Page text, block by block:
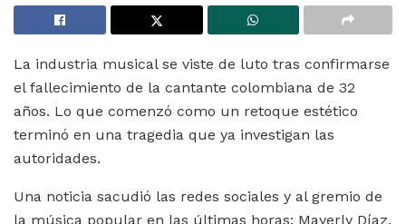
La industria musical se viste de luto tras confirmarse
el fallecimiento de la cantante colombiana de 32
años. Lo que comenzó como un retoque estético
terminó en una tragedia que ya investigan las
autoridades.
Una noticia sacudió las redes sociales y al gremio de
la música popular en las últimas horas: Mayerly Díaz,